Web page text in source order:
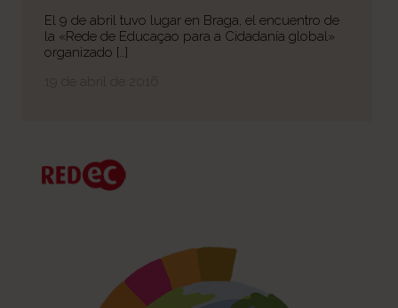
El 9 de abril tuvo lugar en Braga, el encuentro de
la «Rede de Educaçao para a Cidadanía global»
organizado […]